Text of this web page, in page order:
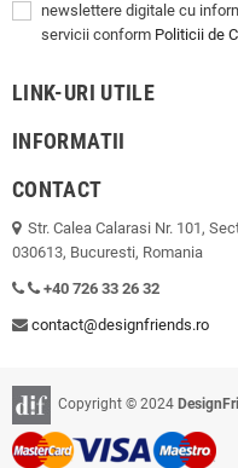
newslettere digitale cu
servicii conform Politicii de
LINK-URI UTILE
INFORMATII
CONTACT
Str. Calea Calarasi Nr. 101,
030613, Bucuresti, Romania
+40 726 33 26 32
contact@designfriends.ro
Copyright © 2024